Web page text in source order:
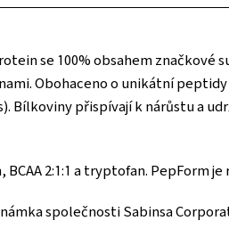
se 100% obsahem
Obohaceno o unikátní
Bílkoviny přispívají k nárůstu a
2:1:1 a tryptofan. PepForm
společnosti Sabinsa